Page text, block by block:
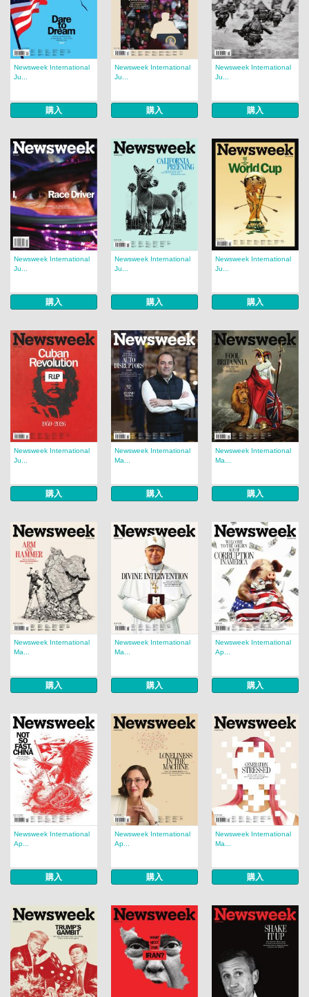
Newsweek International
Ju...
購入
Newsweek International
Ju...
購入
Newsweek International
Ju...
購入
Newsweek International
Ju...
購入
Newsweek International
Ju...
購入
Newsweek International
Ju...
購入
Newsweek International
Ju...
購入
Newsweek International
Ma...
購入
Newsweek International
Ma...
購入
Newsweek International
Ma...
購入
Newsweek International
Ma...
購入
Newsweek International
Ap...
購入
Newsweek International
Ap...
購入
Newsweek International
Ap...
購入
Newsweek International
Ma...
購入